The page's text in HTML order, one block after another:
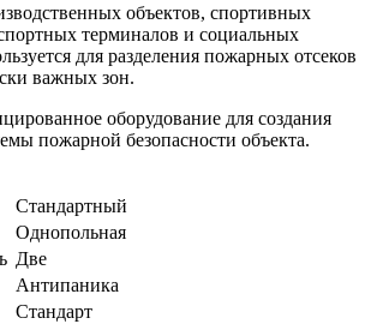
объектов, спортивных
терминалов и социальных
для разделения пожарных отсеков
важных зон.
оборудование для создания
пожарной безопасности объекта.
Стандартный
Однопольная
Две
Антипаника
Стандарт